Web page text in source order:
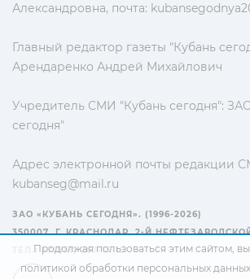
Александровна, почта:
Главный редактор газеты "Кубань
Арендаренко Андрей Михайлович
Учредитель СМИ "Кубань сегодня":
сегодня"
Адрес электронной почты редакции
kubanseg@mail.ru
ЗАО «КУБАНЬ СЕГОДНЯ». (1996-2026)
350007, Г. КРАСНОДАР, 2-Й
ТЕЛ.: +7(861) 267-15-15
Продолжая пользоваться этим сайтом,
политикой обработки персональных данных